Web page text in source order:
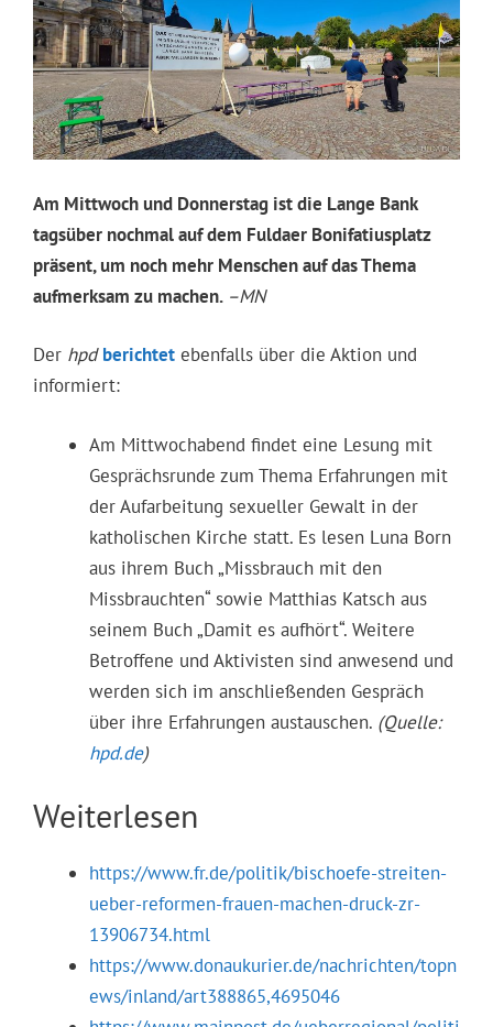
Am Mittwoch und Donnerstag ist die Lange Bank
tagsüber nochmal auf dem Fuldaer Bonifatiusplatz
präsent, um noch mehr Menschen auf das Thema
aufmerksam zu machen. –MN
Der hpd berichtet ebenfalls über die Aktion und
informiert:
Am Mittwochabend findet eine Lesung mit
Gesprächsrunde zum Thema Erfahrungen mit
der Aufarbeitung sexueller Gewalt in der
katholischen Kirche statt. Es lesen Luna Born
aus ihrem Buch „Missbrauch mit den
Missbrauchten“ sowie Matthias Katsch aus
seinem Buch „Damit es aufhört“. Weitere
Betroffene und Aktivisten sind anwesend und
werden sich im anschließenden Gespräch
über ihre Erfahrungen austauschen. (Quelle:
hpd.de)
Weiterlesen
https://www.fr.de/politik/bischoefe-streiten-
ueber-reformen-frauen-machen-druck-zr-
13906734.html
https://www.donaukurier.de/nachrichten/topn
ews/inland/art388865,4695046